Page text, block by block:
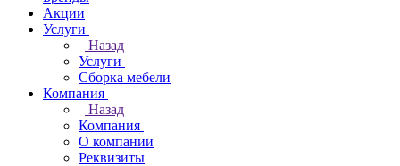
Акции
Услуги
Назад
Услуги
Сборка мебели
Компания
Назад
Компания
О компании
Реквизиты